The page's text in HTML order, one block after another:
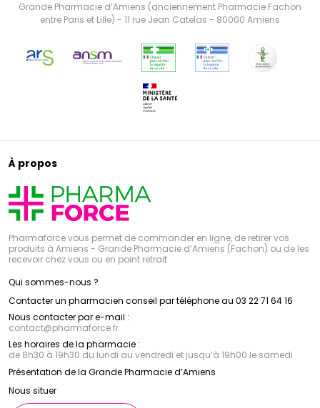
Grande Pharmacie d’Amiens (anciennement Pharmacie Fachon
entre Paris et Lille) - 11 rue Jean Catelas - 80000 Amiens
À propos
Pharmaforce vous permet de commander en ligne, de retirer vos
produits à Amiens - Grande Pharmacie d’Amiens (Fachon) ou de les
recevoir chez vous ou en point retrait
Qui sommes-nous ?
Contacter un pharmacien conseil par téléphone au 03 22 71 64 16
Nous contacter par e-mail :
contact@pharmaforce.fr
Les horaires de la pharmacie :
de 8h30 à 19h30 du lundi au vendredi et jusqu’à 19h00 le samedi
Présentation de la Grande Pharmacie d’Amiens
Nous situer